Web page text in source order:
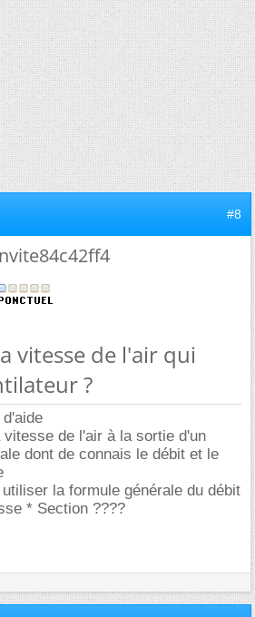
#8
vitesse de l'air qui
?
de l'air à la sortie d'un
dont de connais le débit et le
la formule générale du débit
* Section ????